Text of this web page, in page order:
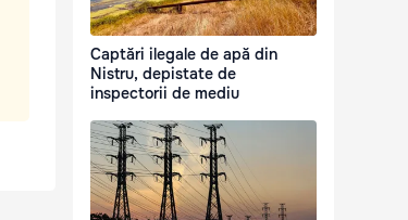
Captări ilegale de apă din
Nistru, depistate de
inspectorii de mediu